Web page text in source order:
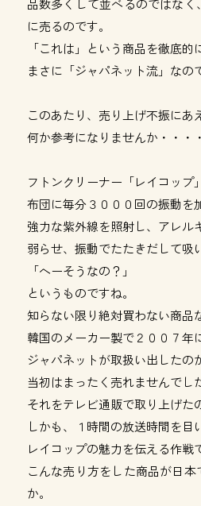
品数多くして並べるのではな
に売るのです。
「これは」という商品を徹底
まさに「ジャパネット流」なの
このあたり、売り上げ不振にあ
何か参考になりませんか・・・
フトンクリーナー「レイコップ
布団に毎分３０００回の振動を
強力な紫外線を照射し、アレル
弱らせ、振動でたたきだして吸
「へーそうなの？」
というものですね。
知らない限り絶対買わない商品
韓国のメーカー製で２００７年
ジャパネットが取扱い出したの
当初はまったく売れませんでし
それをテレビ通販で取り上げた
しかも、１時間の放送時間を目
レイコップの魅力を伝える作戦
こんな売り方をした商品が日本
か。